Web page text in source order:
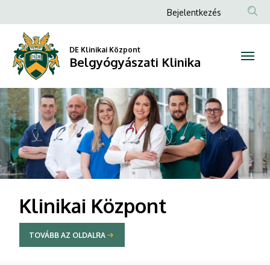
Klinika
Anonim
menüje
Bejelentkezés
DE Klinikai Központ
Belgyógyászati Klinika
DIAVETÍTÉS
Klinikai Központ
TOVÁBB AZ OLDALRA